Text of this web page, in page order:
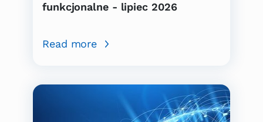
funkcjonalne - lipiec 2026
Read more